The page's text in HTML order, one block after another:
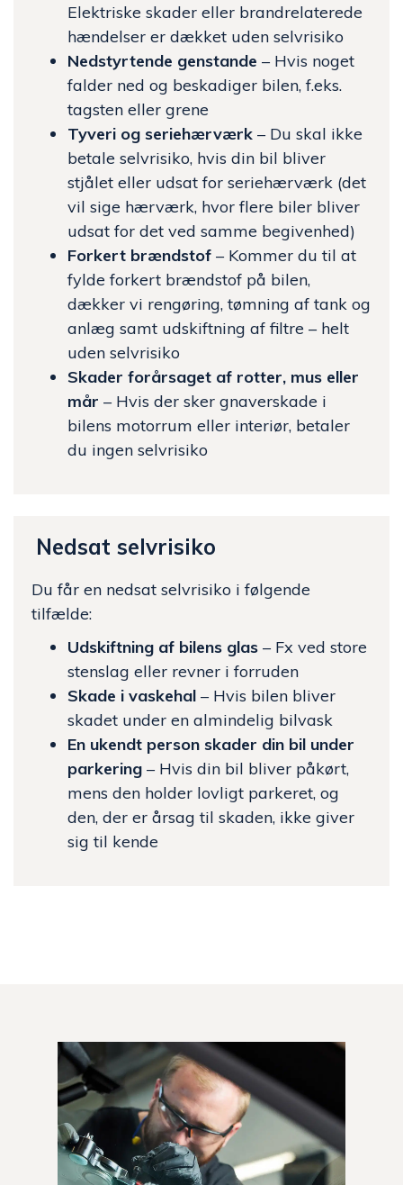
Elektriske skader eller brandrelaterede
hændelser er dækket uden selvrisiko
Nedstyrtende genstande – Hvis noget
falder ned og beskadiger bilen, f.eks.
tagsten eller grene
Tyveri og seriehærværk – Du skal ikke
betale selvrisiko, hvis din bil bliver
stjålet eller udsat for seriehærværk (det
vil sige hærværk, hvor flere biler bliver
udsat for det ved samme begivenhed)
Forkert brændstof – Kommer du til at
fylde forkert brændstof på bilen,
dækker vi rengøring, tømning af tank og
anlæg samt udskiftning af filtre – helt
uden selvrisiko
Skader forårsaget af rotter, mus eller
mår – Hvis der sker gnaverskade i
bilens motorrum eller interiør, betaler
du ingen selvrisiko
Nedsat selvrisiko
Du får en nedsat selvrisiko i følgende
tilfælde:
Udskiftning af bilens glas – Fx ved store
stenslag eller revner i forruden
Skade i vaskehal – Hvis bilen bliver
skadet under en almindelig bilvask
En ukendt person skader din bil under
parkering – Hvis din bil bliver påkørt,
mens den holder lovligt parkeret, og
den, der er årsag til skaden, ikke giver
sig til kende